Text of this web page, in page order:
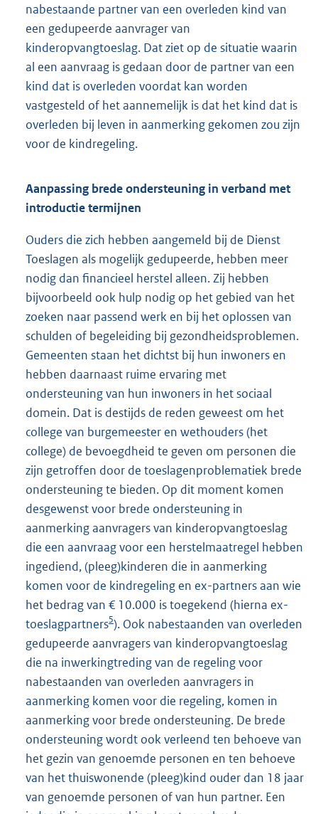
nabestaande partner van een overleden kind van
een gedupeerde aanvrager van
kinderopvangtoeslag. Dat ziet op de situatie waarin
al een aanvraag is gedaan door de partner van een
kind dat is overleden voordat kan worden
vastgesteld of het aannemelijk is dat het kind dat is
overleden bij leven in aanmerking gekomen zou zijn
voor de kindregeling.
Aanpassing brede ondersteuning in verband met
introductie termijnen
Ouders die zich hebben aangemeld bij de Dienst
Toeslagen als mogelijk gedupeerde, hebben meer
nodig dan financieel herstel alleen. Zij hebben
bijvoorbeeld ook hulp nodig op het gebied van het
zoeken naar passend werk en bij het oplossen van
schulden of begeleiding bij gezondheidsproblemen.
Gemeenten staan het dichtst bij hun inwoners en
hebben daarnaast ruime ervaring met
ondersteuning van hun inwoners in het sociaal
domein. Dat is destijds de reden geweest om het
college van burgemeester en wethouders (het
college) de bevoegdheid te geven om personen die
zijn getroffen door de toeslagenproblematiek brede
ondersteuning te bieden. Op dit moment komen
desgewenst voor brede ondersteuning in
aanmerking aanvragers van kinderopvangtoeslag
die een aanvraag voor een herstelmaatregel hebben
ingediend, (pleeg)kinderen die in aanmerking
komen voor de kindregeling en ex-partners aan wie
het bedrag van € 10.000 is toegekend (hierna ex-
toeslagpartners5). Ook nabestaanden van overleden
gedupeerde aanvragers van kinderopvangtoeslag
die na inwerkingtreding van de regeling voor
nabestaanden van overleden aanvragers in
aanmerking komen voor die regeling, komen in
aanmerking voor brede ondersteuning. De brede
ondersteuning wordt ook verleend ten behoeve van
het gezin van genoemde personen en ten behoeve
van het thuiswonende (pleeg)kind ouder dan 18 jaar
van genoemde personen of van hun partner. Een